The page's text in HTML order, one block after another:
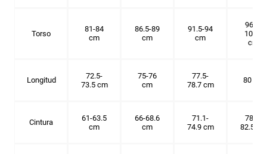
Torso
81-84
cm
86.5-89
cm
91.5-94
cm
96.5-
101.5
cm
Longitud
72.5-
73.5 cm
75-76
cm
77.5-
78.7 cm
80 cm
Cintura
61-63.5
cm
66-68.6
cm
71.1-
74.9 cm
78.7-
82.5 cm